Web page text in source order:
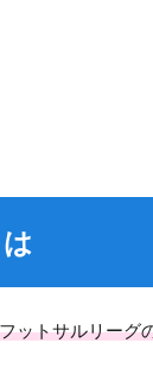
ットサルリーグ